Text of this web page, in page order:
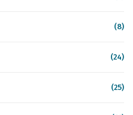
(8)
(24)
(25)